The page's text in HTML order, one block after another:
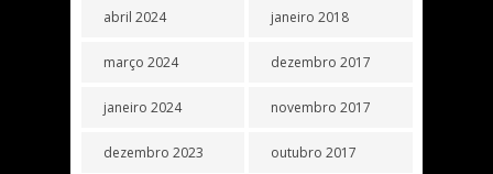
abril 2024
março 2024
janeiro 2024
dezembro 2023
janeiro 2018
dezembro 2017
novembro 2017
outubro 2017